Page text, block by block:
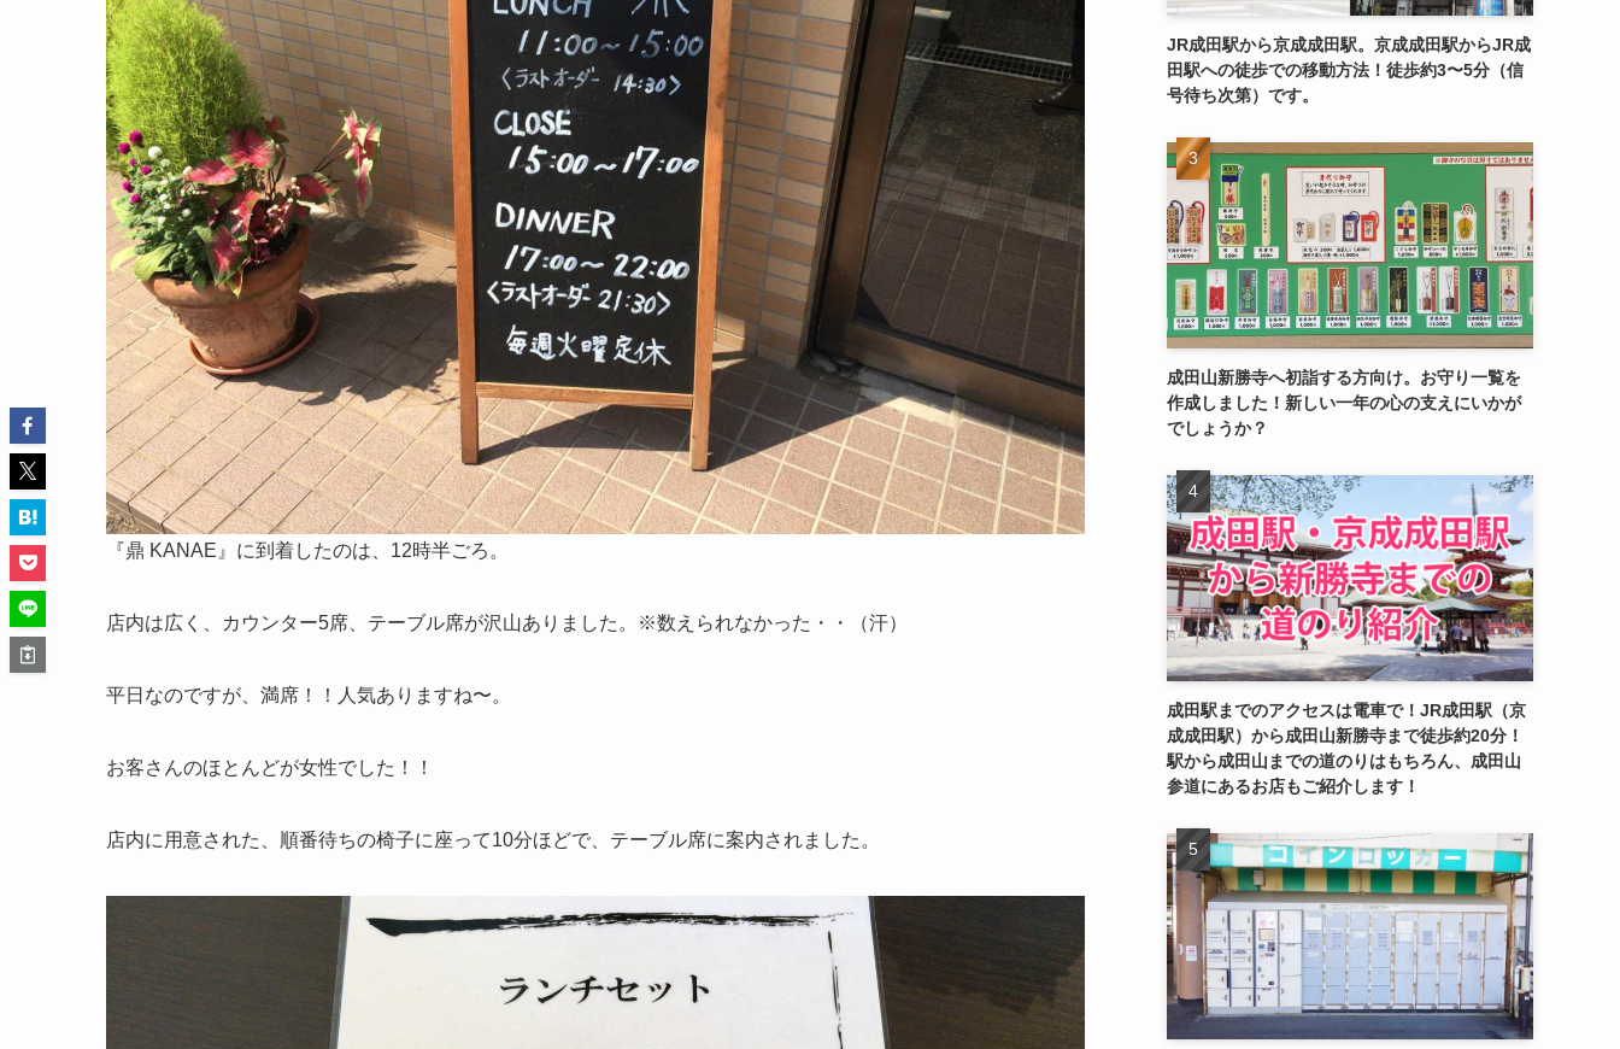
『鼎 KANAE』に到着したのは、12時半ごろ。
店内は広く、カウンター5席、テーブル席が沢山ありました。※数えられなかった・・（汗）
平日なのですが、満席！！人気ありますね〜。
お客さんのほとんどが女性でした！！
店内に用意された、順番待ちの椅子に座って10分ほどで、テーブル席に案内されました。
JR成田駅から京成成田駅。京成成田駅からJR成
田駅への徒歩での移動方法！徒歩約3〜5分（信
号待ち次第）です。
成田山新勝寺へ初詣する方向け。お守り一覧を
作成しました！新しい一年の心の支えにいかが
でしょうか？
成田駅までのアクセスは電車で！JR成田駅（京
成成田駅）から成田山新勝寺まで徒歩約20分！
駅から成田山までの道のりはもちろん、成田山
参道にあるお店もご紹介します！